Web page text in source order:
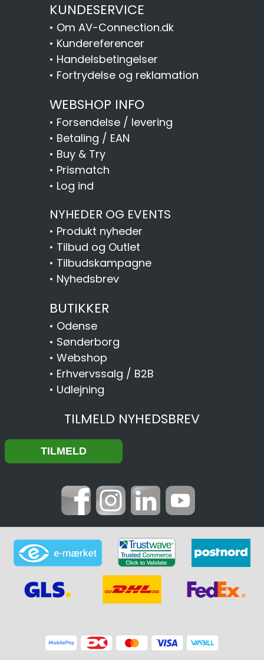
KUNDESERVICE
• Om AV-Connection.dk
• Kundereferencer
• Handelsbetingelser
• Fortrydelse og reklamation
WEBSHOP INFO
• Forsendelse / levering
• Betaling / EAN
• Buy & Try
• Prismatch
• Log ind
NYHEDER OG EVENTS
• Produkt nyheder
• Tilbud og Outlet
• Tilbudskampagne
• Nyhedsbrev
BUTIKKER
• Odense
• Sønderborg
• Webshop
• Erhvervssalg / B2B
• Udlejning
TILMELD NYHEDSBREV